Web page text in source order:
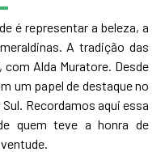
é representar a beleza, a
A tradição das
com Alda Muratore. Desde
um papel de destaque no
Recordamos aqui essa
quem teve a honra de